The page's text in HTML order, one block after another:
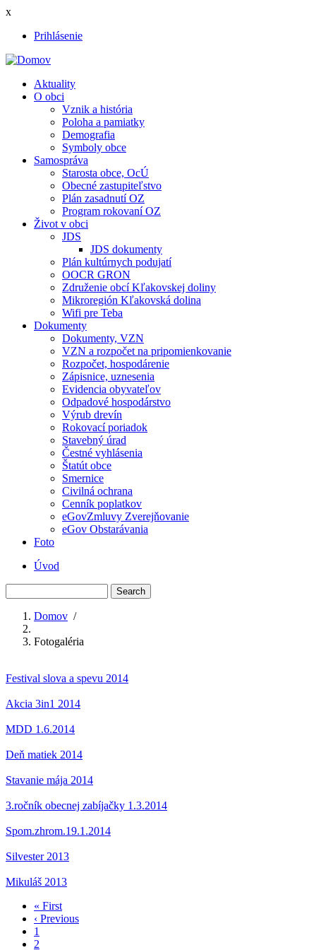
Skočiť
hlavný
x
User
menu
Prihlásenie
Main
navigation
Aktuality
O obci
Vznik a história
Poloha a pamiatky
Demografia
Symboly obce
Samospráva
Starosta obce, OcÚ
Obecné zastupiteľstvo
Plán zasadnutí OZ
Program rokovaní OZ
Život v obci
JDS
JDS dokumenty
Plán kultúrnych podujatí
OOCR GRON
Združenie obcí Kľakovskej doliny
Mikroregión Kľakovská dolina
Wifi pre Teba
Dokumenty
Dokumenty, VZN
VZN a rozpočet na pripomienkovanie
Rozpočet, hospodárenie
Zápisnice, uznesenia
Evidencia obyvateľov
Odpadové hospodárstvo
Výrub drevín
Rokovací poriadok
Stavebný úrad
Čestné vyhlásenia
Štatút obce
Smernice
Civilná ochrana
Cenník poplatkov
eGovZmluvy Zverejňovanie
eGov Obstarávania
Foto
Menu
second
Úvod
Breadcrumb
Domov /
Fotogaléria
Festival slova a spevu 2014
Akcia 3in1 2014
MDD 1.6.2014
Deň matiek 2014
Stavanie mája 2014
3.ročník obecnej zabíjačky 1.3.2014
Spom.zhrom.19.1.2014
Silvester 2013
Mikuláš 2013
Pagination
First
page
« First
Previous
page
‹ Previous
Stránka
1
Stránka
2